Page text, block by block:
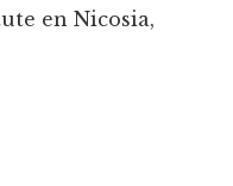
en Nicosia,